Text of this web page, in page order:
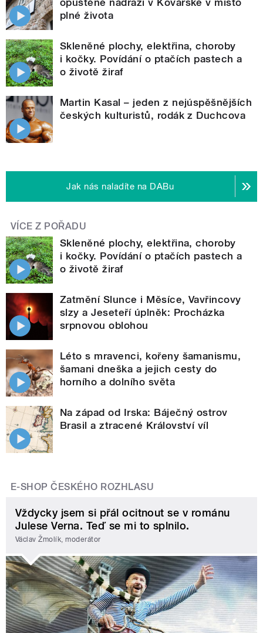
plné života
Skleněné plochy, elektřina, choroby
i kočky. Povídání o ptačích pastech a
o životě žiraf
Martin Kasal – jeden z nejúspěšnějších
českých kulturistů, rodák z Duchcova
Jak nás naladíte na DABu
VÍCE Z POŘADU
Skleněné plochy, elektřina, choroby
i kočky. Povídání o ptačích pastech a
o životě žiraf
Zatmění Slunce i Měsíce, Vavřincovy
slzy a Jeseteří úplněk: Procházka
srpnovou oblohou
Léto s mravenci, kořeny šamanismu,
šamani dneška a jejich cesty do
horního a dolního světa
Na západ od Irska: Báječný ostrov
Brasil a ztracené Království víl
E-SHOP ČESKÉHO ROZHLASU
Vždycky jsem si přál ocitnout se v románu
Julese Verna. Teď se mi to splnilo.
Václav Žmolík, moderátor